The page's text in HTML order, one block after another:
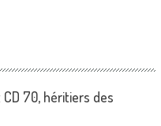
CD 70, héritiers des